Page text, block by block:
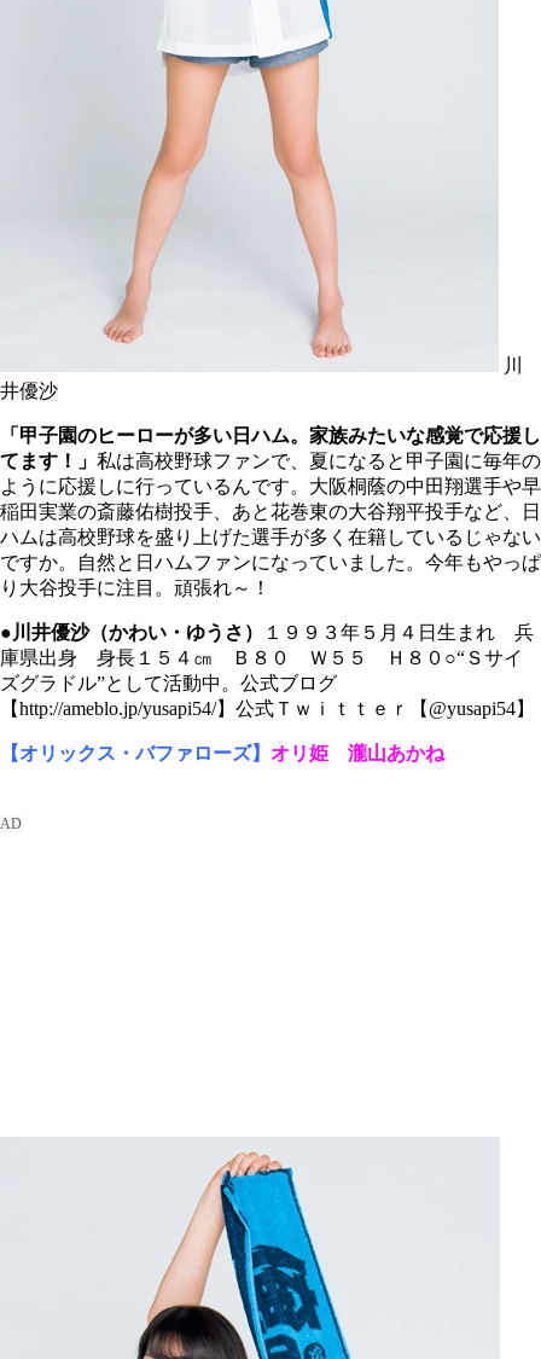
川
井優沙
「甲子園のヒーローが多い日ハム。家族みたいな感覚で応援し
てます！」 私は高校野球ファンで、夏になると甲子園に毎年の
ように応援しに行っているんです。大阪桐蔭の中田翔選手や早
稲田実業の斎藤佑樹投手、あと花巻東の大谷翔平投手など、日
ハムは高校野球を盛り上げた選手が多く在籍しているじゃない
ですか。自然と日ハムファンになっていました。今年もやっぱ
り大谷投手に注目。頑張れ～！
●川井優沙（かわい・ゆうさ）
１９９３年５月４日生まれ 兵
庫県出身 身長１５４㎝ Ｂ８０ Ｗ５５ Ｈ８０○“Ｓサイ
ズグラドル”として活動中。公式ブログ
【http://ameblo.jp/yusapi54/】公式Ｔｗｉｔｔｅｒ【@yusapi54】
【オリックス・バファローズ】 オリ姫 瀧山あかね